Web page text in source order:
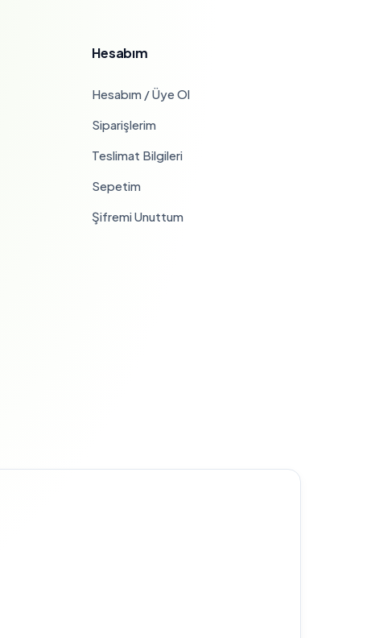
Hesabım
Hesabım / Üye Ol
Siparişlerim
Teslimat Bilgileri
Sepetim
Şifremi Unuttum